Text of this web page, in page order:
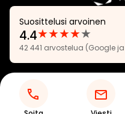
Suosittelusi arvoinen
Arvostelut:
4.4
★★★★★
4.4
42 441 arvostelua (Google
Tietosuojaseloste